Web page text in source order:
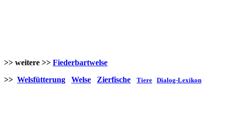
>> weitere >> Fiederbartwelse
>> Welsfütterung Welse Zierfische Tiere Dialog-Lexikon